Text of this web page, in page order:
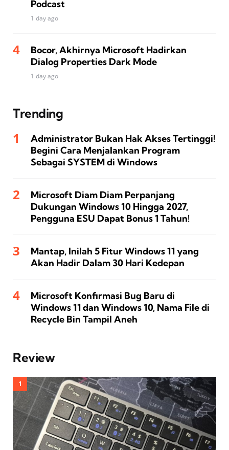
Podcast
1 day ago
Bocor, Akhirnya Microsoft Hadirkan
Dialog Properties Dark Mode
1 day ago
Trending
Administrator Bukan Hak Akses Tertinggi!
Begini Cara Menjalankan Program
Sebagai SYSTEM di Windows
Microsoft Diam Diam Perpanjang
Dukungan Windows 10 Hingga 2027,
Pengguna ESU Dapat Bonus 1 Tahun!
Mantap, Inilah 5 Fitur Windows 11 yang
Akan Hadir Dalam 30 Hari Kedepan
Microsoft Konfirmasi Bug Baru di
Windows 11 dan Windows 10, Nama File di
Recycle Bin Tampil Aneh
Review